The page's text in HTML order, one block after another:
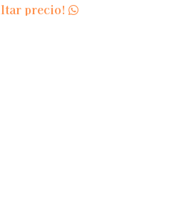
precio!